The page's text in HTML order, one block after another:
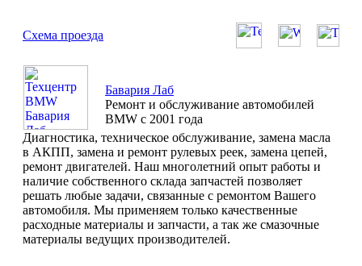
Схема проезда
Бавария Лаб
Ремонт и обслуживание автомобилей
BMW с 2001 года
Диагностика, техническое обслуживание, замена масла
в АКПП, замена и ремонт рулевых реек, замена цепей,
ремонт двигателей. Наш многолетний опыт работы и
наличие собственного склада запчастей позволяет
решать любые задачи, связанные с ремонтом Вашего
автомобиля. Мы применяем только качественные
расходные материалы и запчасти, а так же смазочные
материалы ведущих производителей.